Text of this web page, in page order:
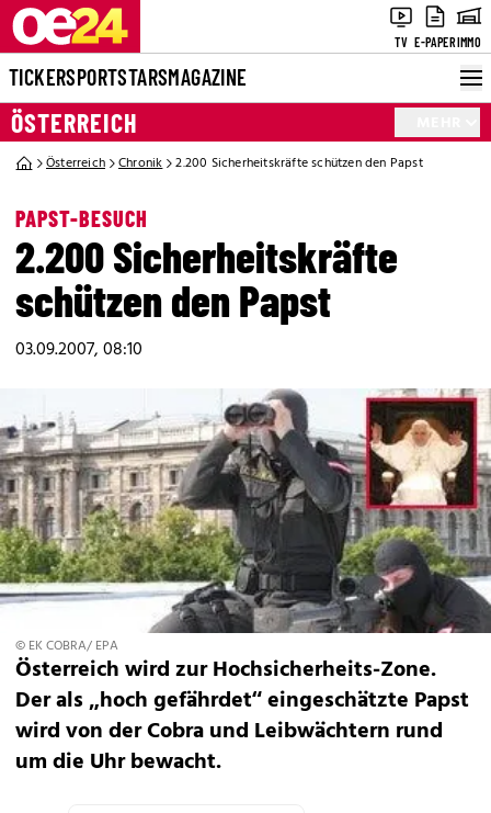
TV E-PAPERIMMO
TICKERSPORTSTARSMAGAZINE
ÖSTERREICH
Österreich Chronik 2.200 Sicherheitskräfte schützen den Papst
PAPST-BESUCH
2.200 Sicherheitskräfte
schützen den Papst
03.09.2007, 08:10
© EK COBRA/ EPA
Österreich wird zur Hochsicherheits-Zone.
Der als „hoch gefährdet“ eingeschätzte Papst
wird von der Cobra und Leibwächtern rund
um die Uhr bewacht.